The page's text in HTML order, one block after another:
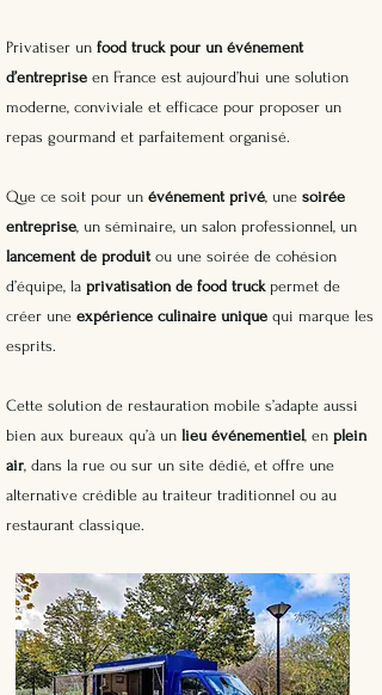
Privatiser un food truck pour un événement
d’entreprise en France est aujourd’hui une solution
moderne, conviviale et efficace pour proposer un
repas gourmand et parfaitement organisé.
Que ce soit pour un événement privé, une soirée
entreprise, un séminaire, un salon professionnel, un
lancement de produitou une soirée de cohésion
d’équipe, la privatisation de food truckpermet de
créer une expérience culinaire unique qui marque les
esprits.
Cette solution de restauration mobile s’adapte aussi
bien aux bureaux qu’à un lieu événementiel, en plein
air, dans la rue ou sur un site dédié, et offre une
alternative crédible au traiteur traditionnel ou au
restaurant classique.